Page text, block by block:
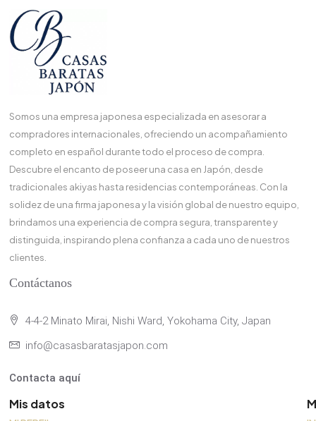
Somos una empresa japonesa especializada en asesorar a
compradores internacionales, ofreciendo un acompañamiento
completo en español durante todo el proceso de compra.
Descubre el encanto de poseer una casa en Japón, desde
tradicionales akiyas hasta residencias contemporáneas. Con la
solidez de una firma japonesa y la visión global de nuestro equipo,
brindamos una experiencia de compra segura, transparente y
distinguida, inspirando plena confianza a cada uno de nuestros
clientes.
Contáctanos
4-4-2 Minato Mirai, Nishi Ward, Yokohama City, Japan
info@casasbaratasjapon.com
Contacta aquí
Mis datos